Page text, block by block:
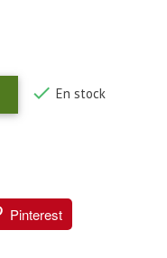
 En stock
Pinterest